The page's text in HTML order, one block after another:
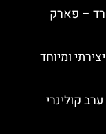
– פארק
ומיוחד
קולינרי